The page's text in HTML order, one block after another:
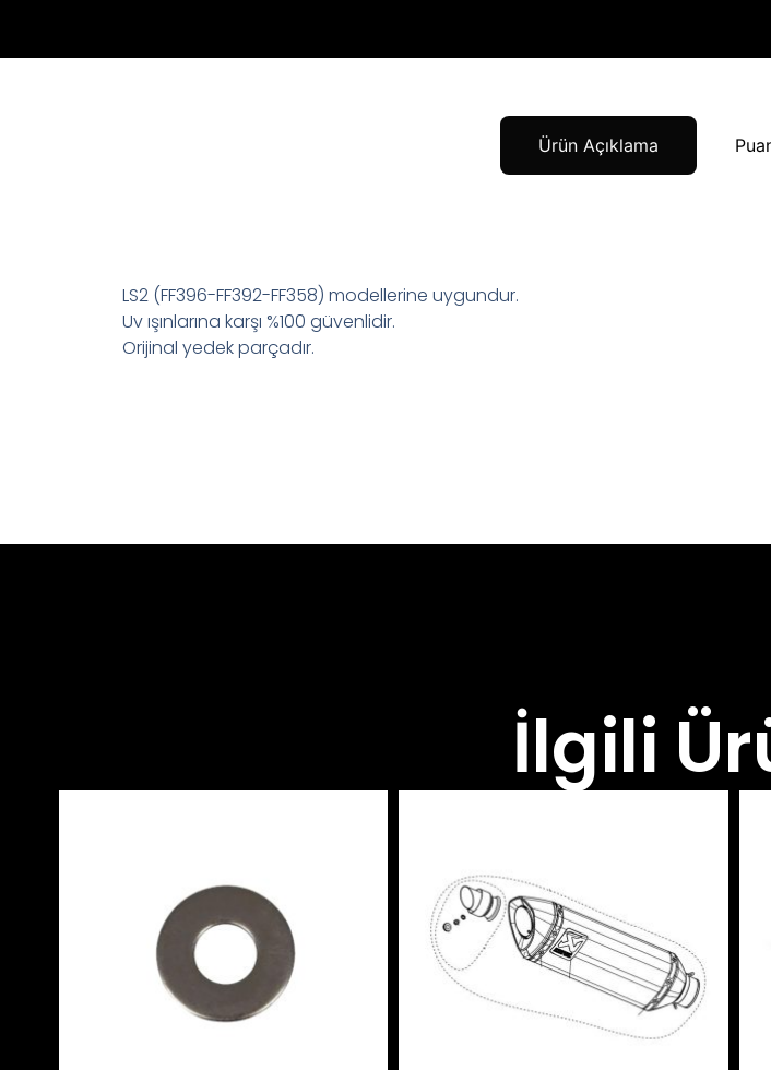
Ürün Açıklama
LS2 (FF396-FF392-FF358) modellerine uygundur.
Uv ışınlarına karşı %100 güvenlidir.
Orijinal yedek parçadır.
İlgili